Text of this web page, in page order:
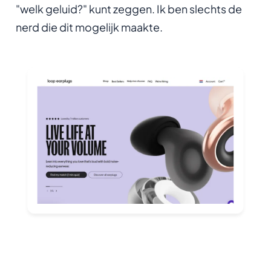
"welk geluid?" kunt zeggen. Ik ben slechts de
nerd die dit mogelijk maakte.